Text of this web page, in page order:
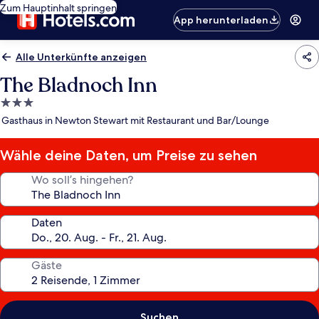
Zum Hauptinhalt springen
App herunterladen
Alle Unterkünfte anzeigen
The Bladnoch Inn
3.0-
Sterne-
Gasthaus in Newton Stewart mit Restaurant und Bar/Lounge
Wähle deine Daten, um Preise zu sehen
Wo soll’s hingehen?
Daten
Gäste